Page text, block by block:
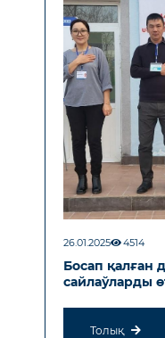
26.01.2025 4514
Босап қалған
сайлаўларды
Толық